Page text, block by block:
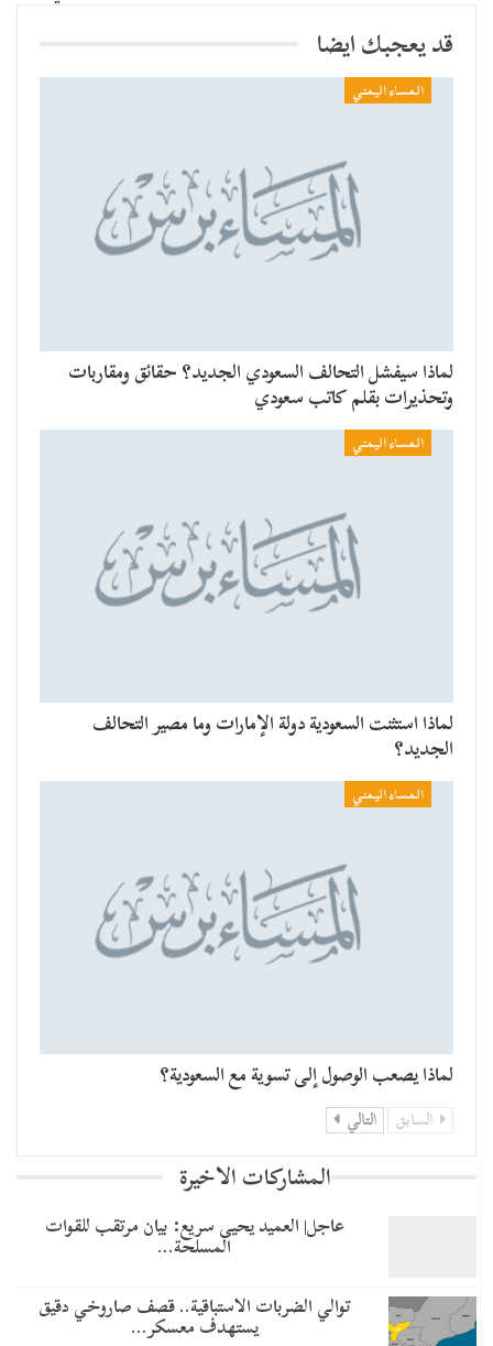
قد يعجبك ايضا
المساء اليمني
لماذا سيفشل التحالف السعودي الجديد؟ حقائق ومقاربات
وتحذيرات بقلم كاتب سعودي
المساء اليمني
لماذا استثنت السعودية دولة الإمارات وما مصير التحالف
الجديد؟
المساء اليمني
لماذا يصعب الوصول إلى تسوية مع السعودية؟
السابق التالي
المشاركات الاخيرة
عاجل| العميد يحيى سريع: بيان مرتقب للقوات
المسلحة…
توالي الضربات الاستباقية.. قصف صاروخي دقيق
يستهدف معسكر…